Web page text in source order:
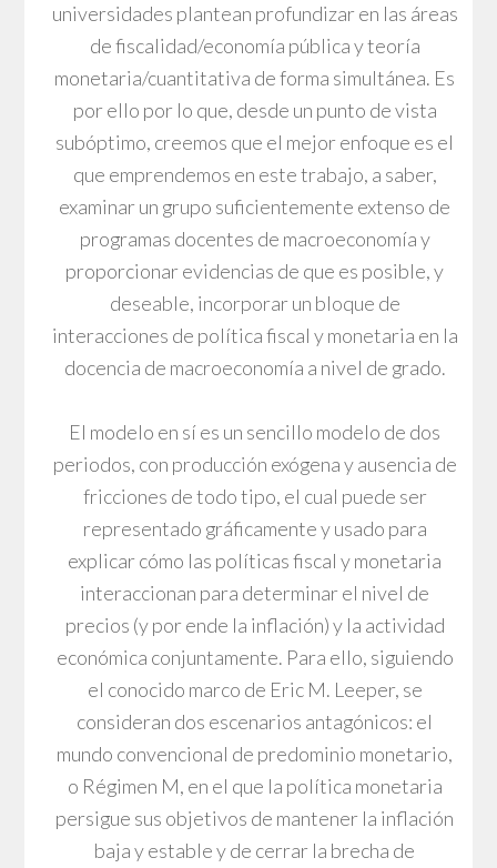
universidades plantean profundizar en las áreas
de fiscalidad/economía pública y teoría
monetaria/cuantitativa de forma simultánea. Es
por ello por lo que, desde un punto de vista
subóptimo, creemos que el mejor enfoque es el
que emprendemos en este trabajo, a saber,
examinar un grupo suficientemente extenso de
programas docentes de macroeconomía y
proporcionar evidencias de que es posible, y
deseable, incorporar un bloque de
interacciones de política fiscal y monetaria en la
docencia de macroeconomía a nivel de grado.
El modelo en sí es un sencillo modelo de dos
periodos, con producción exógena y ausencia de
fricciones de todo tipo, el cual puede ser
representado gráficamente y usado para
explicar cómo las políticas fiscal y monetaria
interaccionan para determinar el nivel de
precios (y por ende la inflación) y la actividad
económica conjuntamente. Para ello, siguiendo
el conocido marco de Eric M. Leeper, se
consideran dos escenarios antagónicos: el
mundo convencional de predominio monetario,
o Régimen M, en el que la política monetaria
persigue sus objetivos de mantener la inflación
baja y estable y de cerrar la brecha de